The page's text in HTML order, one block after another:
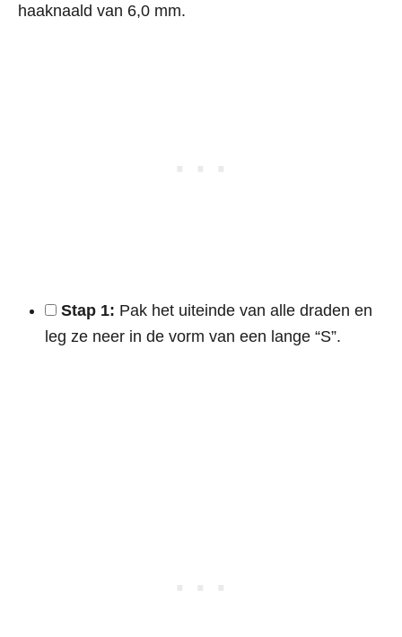
haaknaald van 6,0 mm.
Stap 1: Pak het uiteinde van alle draden en
leg ze neer in de vorm van een lange “S”.